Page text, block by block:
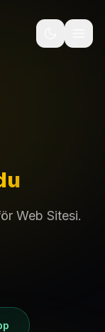
Web Sitesi.